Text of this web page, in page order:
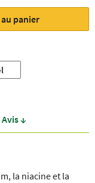
panier
Avis ↓
la niacine et la